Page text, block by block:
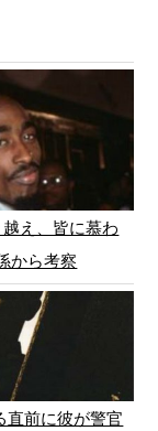
え、皆に慕わ
から考察
直前に彼が警官